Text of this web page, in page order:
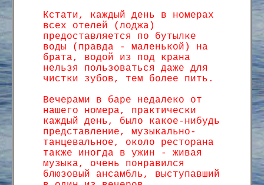
Кстати, каждый день в номерах
всех отелей (лоджа)
предоставляется по бутылке
воды (правда - маленькой) на
брата, водой из под крана
нельзя пользоваться даже для
чистки зубов, тем более пить.
Вечерами в баре недалеко от
нашего номера, практически
каждый день, было какое-нибудь
представление, музыкально-
танцевальное, около ресторана
также иногда в ужин - живая
музыка, очень понравился
блюзовый ансамбль, выступавший